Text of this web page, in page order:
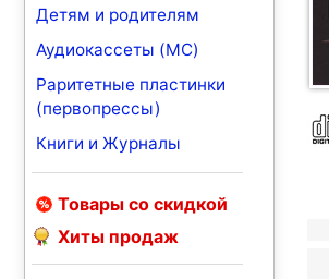
Детям и родителям
Аудиокассеты (MC)
Раритетные пластинки
(первопрессы)
Книги и Журналы
Товары со скидкой
Хиты продаж